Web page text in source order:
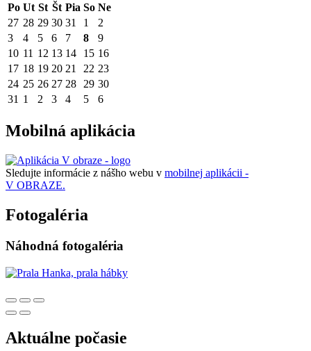
Po Ut St Št Pia So Ne
27 28 29 30 31 1
2
3
4 5 6 7 8
9
10 11 12 13 14 15 16
17 18 19 20 21 22 23
24 25 26 27 28 29 30
31 1 2 3 4 5 6
Mobilná aplikácia
Sledujte informácie z nášho webu v mobilnej aplikácii -
V OBRAZE.
Fotogaléria
Náhodná fotogaléria
Aktuálne počasie